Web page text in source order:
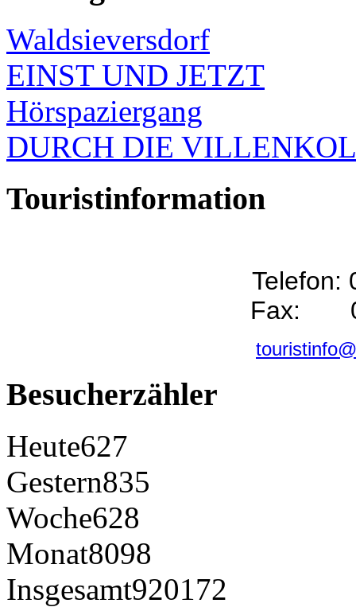
Waldsieversdorf
EINST UND JETZT
Hörspaziergang
DURCH DIE
Touristinformation
Telefon:
Fax:
Besucherzähler
Heute627
Gestern835
Woche628
Monat8098
Insgesamt920172